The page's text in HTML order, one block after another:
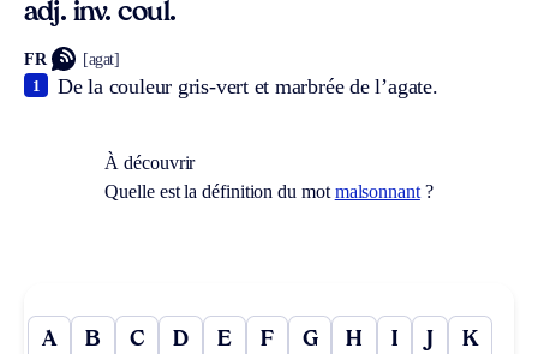
adj. inv. coul.
FR [agat]
De la couleur gris-vert et marbrée de l’agate.
1
À découvrir
Quelle est la définition du mot malsonnant?
A B C D E F G H I J K